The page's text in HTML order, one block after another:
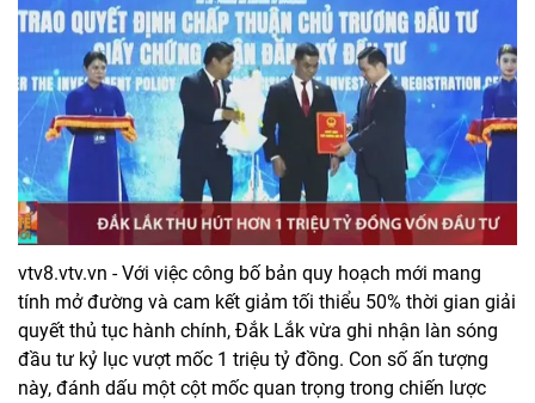
vtv8.vtv.vn - Với việc công bố bản quy hoạch mới mang
tính mở đường và cam kết giảm tối thiểu 50% thời gian giải
quyết thủ tục hành chính, Đắk Lắk vừa ghi nhận làn sóng
đầu tư kỷ lục vượt mốc 1 triệu tỷ đồng. Con số ấn tượng
này, đánh dấu một cột mốc quan trọng trong chiến lược